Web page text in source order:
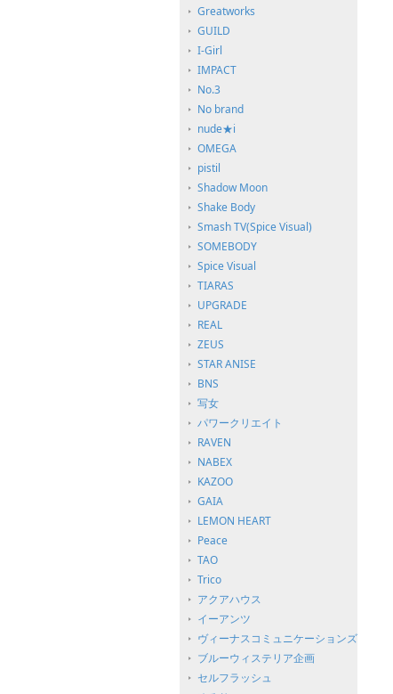
Greatworks
GUILD
I-Girl
IMPACT
No.3
No brand
nude★i
OMEGA
pistil
Shadow Moon
Shake Body
Smash TV(Spice Visual)
SOMEBODY
Spice Visual
TIARAS
UPGRADE
REAL
ZEUS
STAR ANISE
BNS
写女
パワークリエイト
RAVEN
NABEX
KAZOO
GAIA
LEMON HEART
Peace
TAO
Trico
アクアハウス
イーアンツ
ヴィーナスコミュニケーションズ
ブルーウィステリア企画
セルフラッシュ